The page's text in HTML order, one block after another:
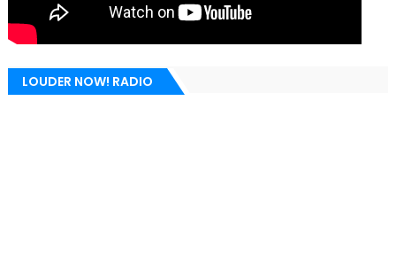
LOUDER NOW! RADIO